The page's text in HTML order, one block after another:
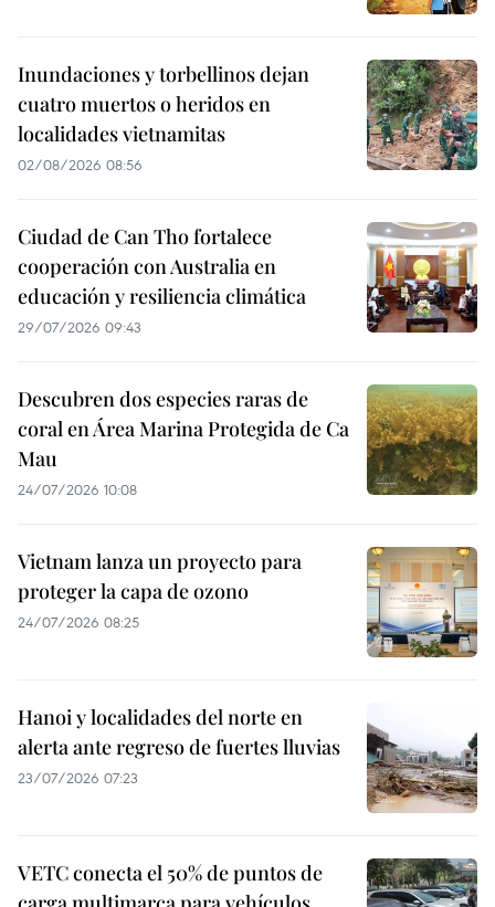
Inundaciones y torbellinos dejan
cuatro muertos o heridos en
localidades vietnamitas
02/08/2026 08:56
Ciudad de Can Tho fortalece
cooperación con Australia en
educación y resiliencia climática
29/07/2026 09:43
Descubren dos especies raras de
coral en Área Marina Protegida de Ca
Mau
24/07/2026 10:08
Vietnam lanza un proyecto para
proteger la capa de ozono
24/07/2026 08:25
Hanoi y localidades del norte en
alerta ante regreso de fuertes lluvias
23/07/2026 07:23
VETC conecta el 50% de puntos de